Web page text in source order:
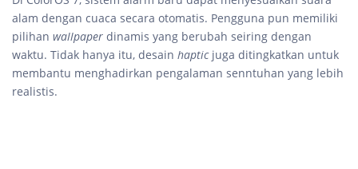
alam dengan cuaca secara otomatis. Pengguna pun memiliki
pilihan wallpaper dinamis yang berubah seiring dengan
waktu. Tidak hanya itu, desain haptic juga ditingkatkan untuk
membantu menghadirkan pengalaman senntuhan yang lebih
realistis.